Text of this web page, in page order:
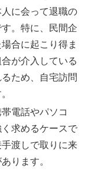
に会って退職の
。特に、民間企
合に起こり得ま
が介入している
ため、自宅訪問
電話やパソコ
求めるケースで
渡しで取りに来
ります。